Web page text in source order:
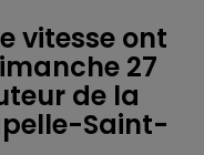
vitesse ont
27
de la
Saint-